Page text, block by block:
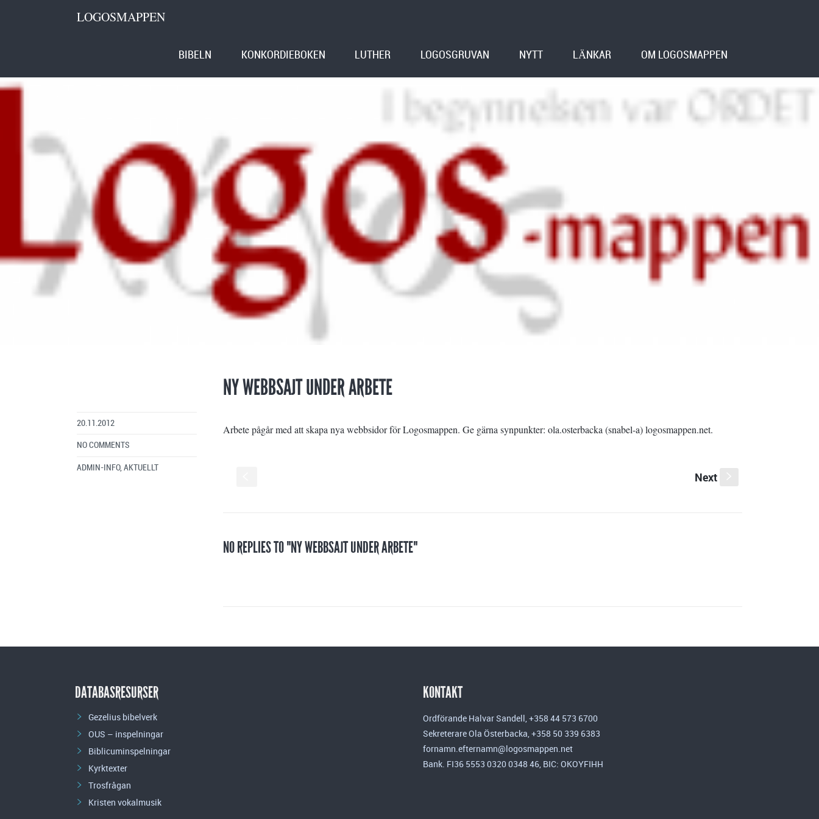
LOGOSMAPPEN
BIBELN KONKORDIEBOKEN LUTHER LOGOSGRUVAN NYTT LÄNKAR OM LOGOSMAPPEN
NY WEBBSAJT UNDER ARBETE
20.11.2012
NO COMMENTS
ADMIN-INFO, AKTUELLT
Arbete pågår med att skapa nya webbsidor för Logosmappen. Ge gärna synpunkter: ola.osterbacka (snabel-a) logosmappen.net.
Next
NO REPLIES TO "NY WEBBSAJT UNDER ARBETE"
DATABASRESURSER
Gezelius bibelverk
OUS – inspelningar
Biblicuminspelningar
Kyrktexter
Trosfrågan
Kristen vokalmusik
KONTAKT
Ordförande Halvar Sandell, +358 44 573 6700
Sekreterare Ola Österbacka, +358 50 339 6383
fornamn.efternamn@logosmappen.net
Bank. FI36 5553 0320 0348 46, BIC: OKOYFIHH